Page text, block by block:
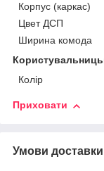
Корпус (каркас)
Цвет ДСП
Ширина комода
Колір
Приховати
Умови доставки